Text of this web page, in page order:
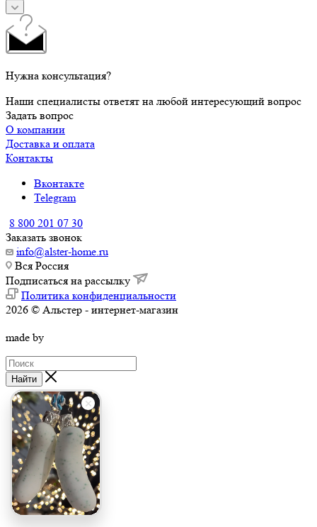
Нужна консультация?
Наши специалисты ответят на любой интересующий вопрос
Задать вопрос
О компании
Доставка и оплата
Контакты
Вконтакте
Telegram
8 800 201 07 30
Заказать звонок
info@alster-home.ru
Вся Россия
Подписаться на рассылку
Политика конфиденциальности
2026 © Альстер - интернет-магазин
made by
Найти